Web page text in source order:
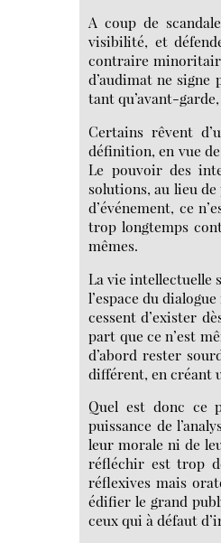
A coup de
visibilité, et
contraire
d’audimat ne signe
tant qu’avant-
Certains rêvent
définition, en vue
Le pouvoir des
solutions, au lieu de
d’événement, ce
trop longtemps
mêmes.
La vie intellectuelle
l’espace du
cessent d’exister
part que ce n’est
d’abord rester
différent, en créant
Quel est donc ce
puissance de
leur morale ni de
réfléchir est trop
réflexives mais
édifier le grand
ceux qui à défaut